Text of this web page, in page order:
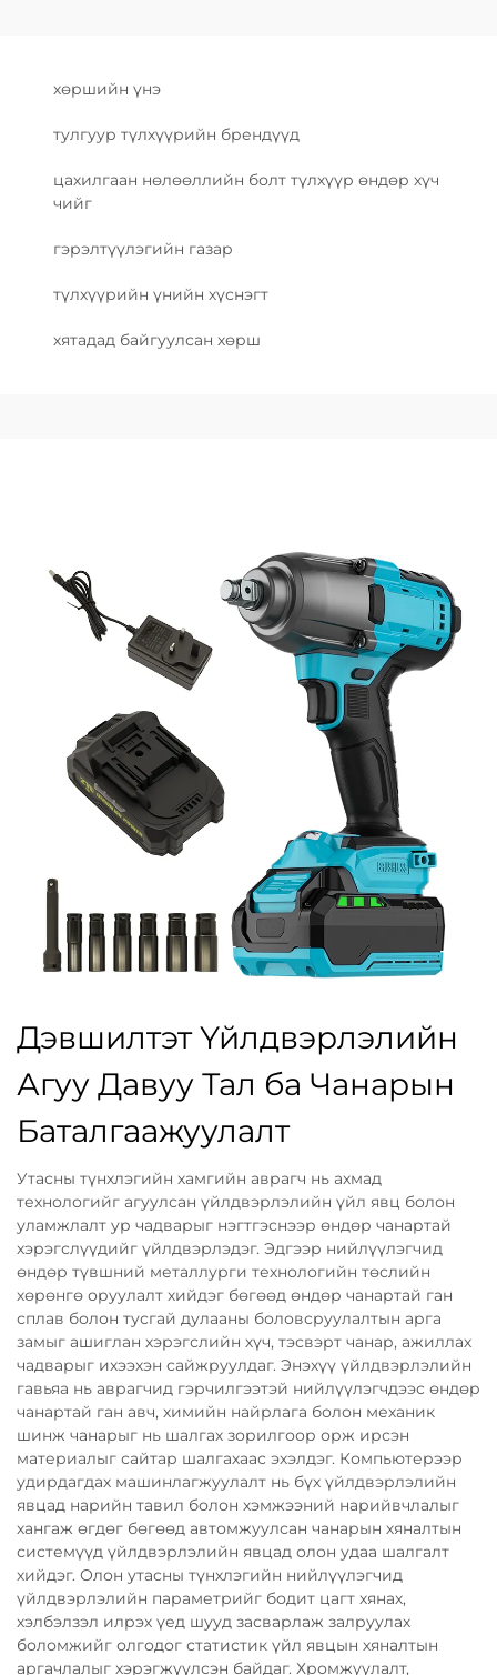
хөршийн үнэ
тулгуур түлхүүрийн брендүүд
цахилгаан нөлөөллийн болт түлхүүр өндөр хүч
чийг
гэрэлтүүлэгийн газар
түлхүүрийн үнийн хүснэгт
хятадад байгуулсан хөрш
Дэвшилтэт Үйлдвэрлэлийн
Агуу Давуу Тал ба Чанарын
Баталгаажуулалт
Утасны түнхлэгийн хамгийн аврагч нь ахмад
технологийг агуулсан үйлдвэрлэлийн үйл явц болон
уламжлалт ур чадварыг нэгтгэснээр өндөр чанартай
хэрэгслүүдийг үйлдвэрлэдэг. Эдгээр нийлүүлэгчид
өндөр түвшний металлурги технологийн төслийн
хөрөнгө оруулалт хийдэг бөгөөд өндөр чанартай ган
сплав болон тусгай дулааны боловсруулалтын арга
замыг ашиглан хэрэгслийн хүч, тэсвэрт чанар, ажиллах
чадварыг ихээхэн сайжруулдаг. Энэхүү үйлдвэрлэлийн
гавьяа нь аврагчид гэрчилгээтэй нийлүүлэгчдээс өндөр
чанартай ган авч, химийн найрлага болон механик
шинж чанарыг нь шалгах зорилгоор орж ирсэн
материалыг сайтар шалгахаас эхэлдэг. Компьютерээр
удирдагдах машинлагжуулалт нь бүх үйлдвэрлэлийн
явцад нарийн тавил болон хэмжээний нарийвчлалыг
хангаж өгдөг бөгөөд автомжуулсан чанарын хяналтын
системүүд үйлдвэрлэлийн явцад олон удаа шалгалт
хийдэг. Олон утасны түнхлэгийн нийлүүлэгчид
үйлдвэрлэлийн параметрийг бодит цагт хянах,
хэлбэлзэл илрэх үед шууд засварлаж залруулах
боломжийг олгодог статистик үйл явцын хяналтын
аргачлалыг хэрэгжүүлсэн байдаг. Хромжуулалт,